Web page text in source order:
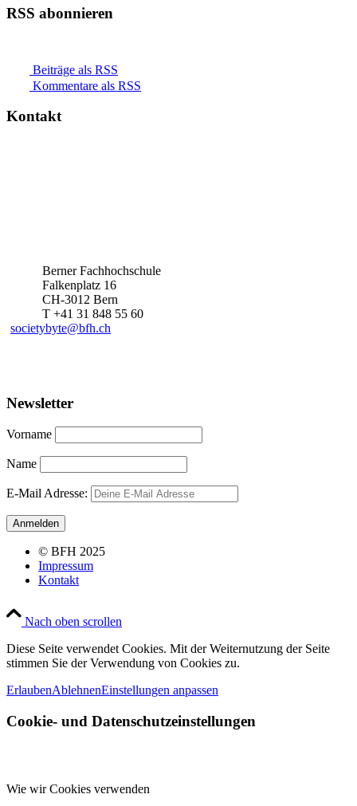
RSS abonnieren
Beiträge als RSS
Kommentare als RSS
Kontakt
Berner Fachhochschule
Falkenplatz 16
CH-3012 Bern
T +41 31 848 55 60
societybyte@bfh.ch
Newsletter
Vorname
Name
E-Mail Adresse:
© BFH 2025
Impressum
Kontakt
Nach oben scrollen
Diese Seite verwendet Cookies. Mit der Weiternutzung der Seite
stimmen Sie der Verwendung von Cookies zu.
ErlaubenAblehnenEinstellungen anpassen
Cookie- und Datenschutzeinstellungen
Wie wir Cookies verwenden